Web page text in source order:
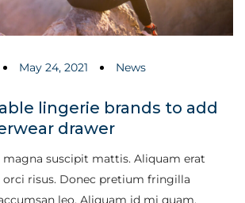
May 24, 2021 News
lingerie brands to add
drawer
magna suscipit mattis. Aliquam erat
risus. Donec pretium fringilla
leo. Aliquam id mi quam.